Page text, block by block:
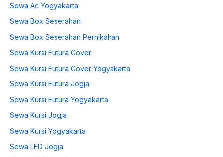
Sewa Ac Yogyakarta
Sewa Box Seserahan
Sewa Box Seserahan Pernikahan
Sewa Kursi Futura Cover
Sewa Kursi Futura Cover Yogyakarta
Sewa Kursi Futura Jogja
Sewa Kursi Futura Yogyakarta
Sewa Kursi Jogja
Sewa Kursi Yogyakarta
Sewa LED Jogja